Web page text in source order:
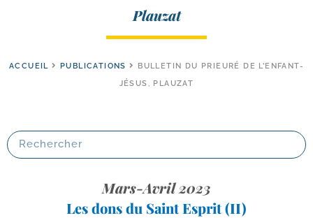
Plauzat
ACCUEIL PUBLICATIONS
BULLETIN DU PRIEURÉ DE L’ENFANT-
JÉSUS, PLAUZAT
Mars-Avril 2023
Les dons du Saint Esprit (II)